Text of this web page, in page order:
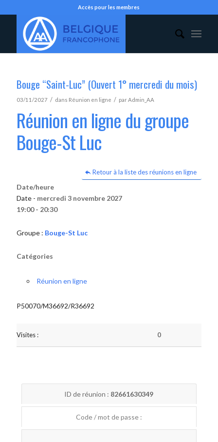
Accès pour les membres
Bouge “Saint-Luc” (Ouvert 1° mercredi du mois)
03/11/2027 / dans Réunion en ligne / parAdmin_AA
Réunion en ligne du groupe
Bouge-St Luc
Retour à la liste des réunions en ligne
Date/heure
Date - mercredi 3 novembre 2027
19:00 - 20:30
Groupe : Bouge-St Luc
Catégories
Réunion en ligne
P50070/M36692/R36692
Visites : 0
ID de réunion : 82661630349
Code / mot de passe :